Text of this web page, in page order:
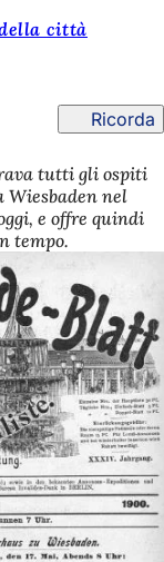
città
Ricorda
tutti gli ospiti
Wiesbaden nel
e offre quindi
tempo.